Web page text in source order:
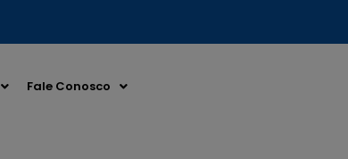
Fale Conosco